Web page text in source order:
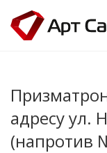
адресу ул.
(напротив